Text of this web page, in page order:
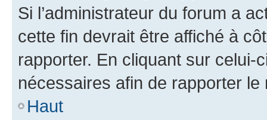
Si l’administrateur du forum a
cette fin devrait être affiché à
rapporter. En cliquant sur
nécessaires afin de rapporter le
Haut